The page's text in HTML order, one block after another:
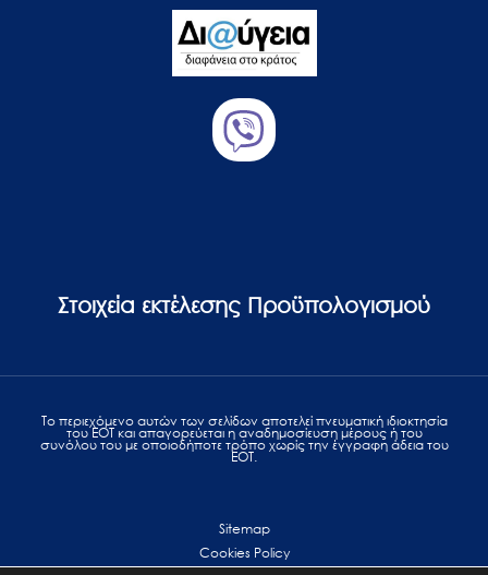
Στοιχεία εκτέλεσης Προϋπολογισμού
Το περιεχόμενο αυτών των σελίδων αποτελεί πvευματική ιδιοκτησία
του ΕΟΤ και απαγορεύεται η αναδημοσίευση μέρους ή του
συνόλου του με οποιοδήποτε τρόπο χωρίς την έγγραφη άδεια του
ΕΟΤ.
Sitemap
Cookies Policy